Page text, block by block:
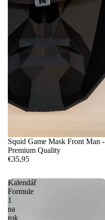
Squid Game Mask Front Man -
Premium Quality
€35,95
Kalendář
Formule
1
na
rok